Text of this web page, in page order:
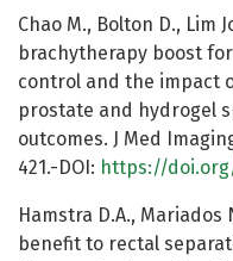
Chao M., Bolton D., Lim
brachytherapy boost
control and the impact
prostate and hydrogel
outcomes. J Med
421.-DOI: https://doi.org/
Hamstra D.A., Mariados
benefit to rectal